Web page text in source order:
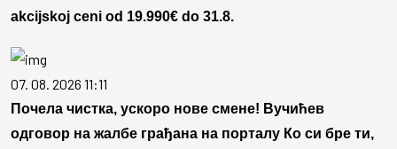
akcijskoj ceni od 19.990€ do 31.8.
07. 08. 2026 11:11
Почела чистка, ускоро нове смене! Вучићев
одговор на жалбе грађана на порталу Ко си бре ти,